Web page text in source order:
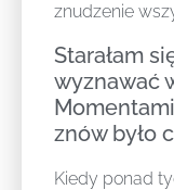
znudzenie
Starałam
wyznawać
znów było
Kiedy ponad